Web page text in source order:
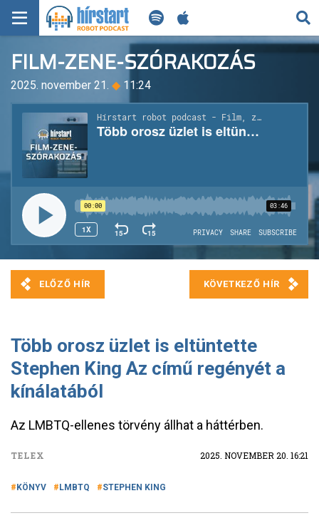
KERESÉS
KEZDŐLAP
FRISS HÍREK
TECH HÍREK
FILM-ZENE-SZÓRAKOZÁS
PLAYLIST
MI AZ A ROBOT PODCAST?
FILM-ZENE-SZÓRAKOZÁS
2025. november 21. ◆ 11:24
Több orosz üzlet is eltüntette
Stephen King Az című regényét a
kínálatából
Az LMBTQ-ellenes törvény állhat a háttérben.
TELEX 2025. NOVEMBER 20. 16:21
KÖNYV LMBTQ STEPHEN KING